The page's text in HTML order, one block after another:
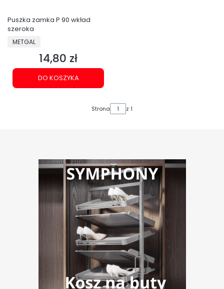
Puszka zamka P 90 wkład
szeroka
PRODUCENT
METGAL
Cena
14,80 zł
DO KOSZYKA
Strona z 1